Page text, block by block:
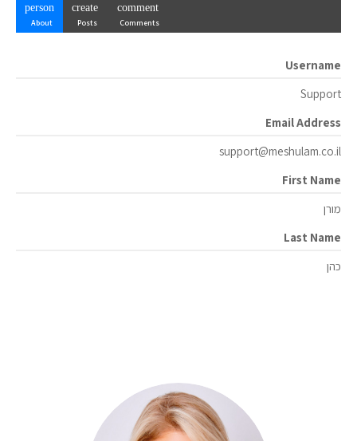
person
About
create
Posts
comment
Comments
Username
Support
Email Address
support@meshulam.co.il
First Name
מורן
Last Name
כהן